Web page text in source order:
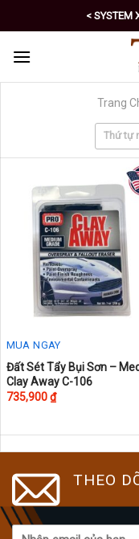
to
content
< SYSTEM
<
Trang
MUA NGAY
Đất Sét Tẩy Bụi Sơn –
Clay Away C-106
735,900₫
THEO